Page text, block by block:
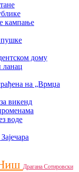
кампање
дому
ланац
на „Врмџа
викенд
воде
Драгана Сотировски